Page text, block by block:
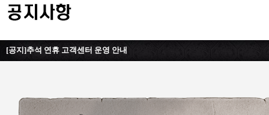
[공지]추석 연휴 고객센터 운영 안내